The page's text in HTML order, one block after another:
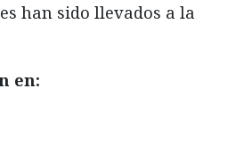
han sido llevados a la
en: